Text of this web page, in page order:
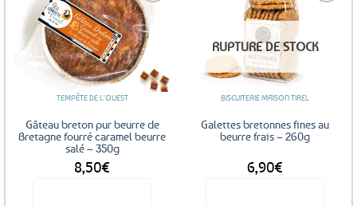
Ajouter
aux
favoris
TEMPÊTE DE L'OUEST
Gâteau breton pur beurre de
Bretagne fourré caramel beurre
salé – 350g
8,50€
Ajouter
aux
RUPTURE DE STOCK
BISCUITERIE MAISON TIREL
Galettes bretonnes fines au
beurre frais – 260g
6,90€